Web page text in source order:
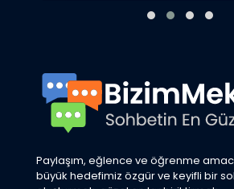
Paylaşım, eğlence ve öğrenme
büyük hedefimiz özgür ve keyifli bir